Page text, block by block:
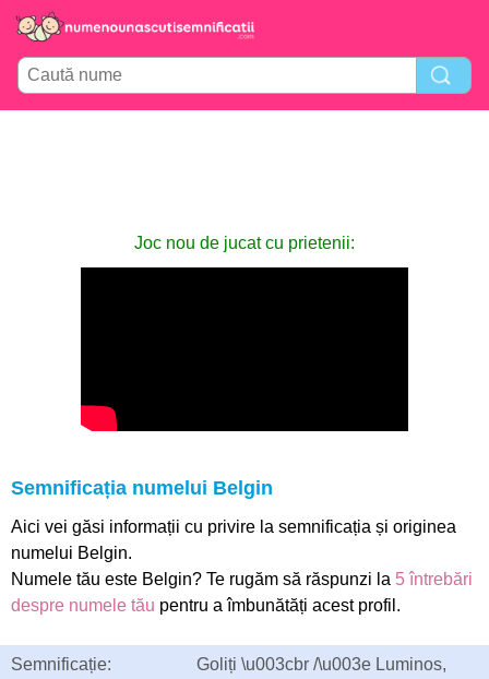
Joc nou de jucat cu prietenii:
Semnificația numelui Belgin
Aici vei găsi informații cu privire la semnificația și originea
numelui Belgin.
Numele tău este Belgin? Te rugăm să răspunzi la 5 întrebări
despre numele tău pentru a îmbunătăți acest profil.
Semnificație:
Goliți \u003cbr /\u003e Luminos,